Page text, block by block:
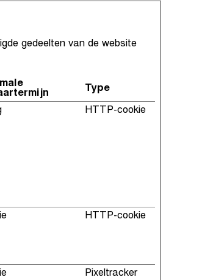
gedeelten van de website
Type
HTTP-cookie
HTTP-cookie
Pixeltracker